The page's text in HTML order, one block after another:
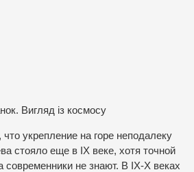
Вигляд із космосу
укрепление на горе неподалеку
стояло еще в ІХ веке, хотя точной
современники не знают. В ІХ-Х веках